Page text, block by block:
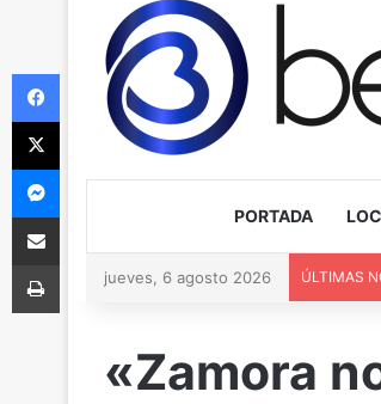
PORTADA
jueves, 6 agosto 2026 ÚLTIMAS
«Zamora
Facebook
X
Messenger
Compartir via Email